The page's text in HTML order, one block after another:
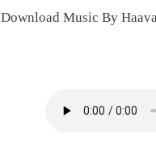
Download Music By